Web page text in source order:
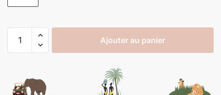
Ajouter au panier